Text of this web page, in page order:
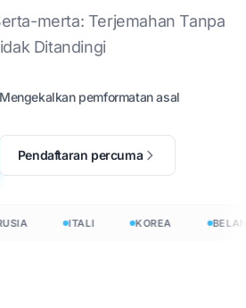
merta: Terjemahan Tanpa
Ditandingi
Mengekalkan pemformatan asal
Pendaftaran percuma
ITALI KOREA